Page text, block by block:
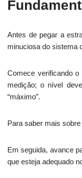
Antes de pegar a
minuciosa do sistema
Comece verificando
medição; o nível
“máximo”.
Para saber mais
Em seguida, avance
que esteja adequado